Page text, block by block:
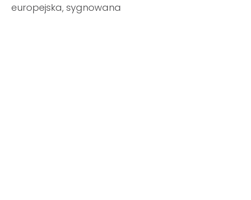
europejska, sygnowana